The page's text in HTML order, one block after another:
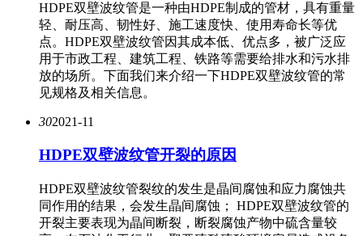
HDPE双壁波纹管是一种由HDPE制成的管材，具有重量
轻、耐压高、韧性好、施工速度快、使用寿命长等优
点。HDPE双壁波纹管因其成本低、优点多，被广泛应
用于市政工程、建筑工程、铁路等需要给排水和污水排
放的场所。下面我们来介绍一下HDPE双壁波纹管的常
见规格及相关信息。
302021-11
HDPE双壁波纹管开裂的原因
HDPE双壁波纹管裂纹的发生是晶间腐蚀和应力腐蚀共
同作用的结果，会发生晶间腐蚀； HDPE双壁波纹管的
开裂主要表现为晶间断裂，断裂腐蚀产物中硫含量较